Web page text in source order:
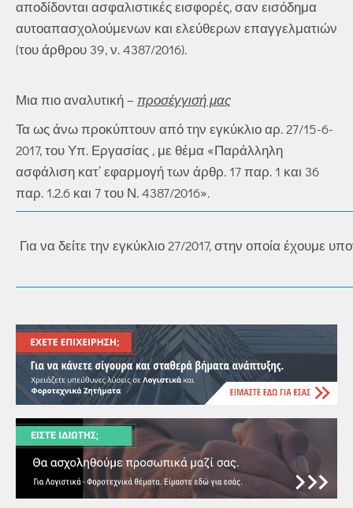
αποδίδονται ασφαλιστικές εισφορές, σαν εισόδημα
αυτοαπασχολούμενων και ελεύθερων επαγγελματιών
(του άρθρου 39, ν. 4387/2016).
Μια πιο αναλυτική – προσέγγισή μας
Τα ως άνω προκύπτουν από την εγκύκλιο αρ. 27/15-6-
2017, του Υπ. Εργασίας , με θέμα «Παράλληλη
ασφάλιση κατ’ εφαρμογή των άρθρ. 17 παρ. 1 και 36
παρ. 1.2.6 και 7 του Ν. 4387/2016».
Για να δείτε την εγκύκλιο 27/2017, στην οποία έχουμε